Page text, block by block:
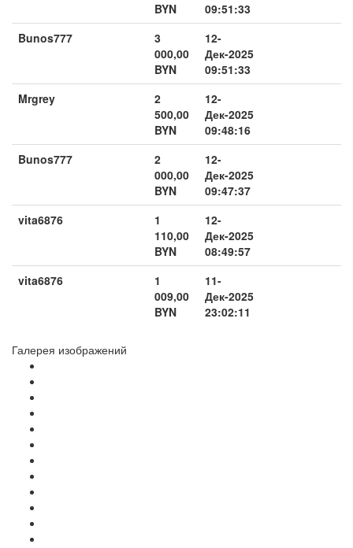
BYN
09:51:33
Bunos777
3
000,00
BYN
12-
Дек-2025
09:51:33
Mrgrey
2
500,00
BYN
12-
Дек-2025
09:48:16
Bunos777
2
000,00
BYN
12-
Дек-2025
09:47:37
vita6876
1
110,00
BYN
12-
Дек-2025
08:49:57
vita6876
1
009,00
BYN
11-
Дек-2025
23:02:11
Галерея изображений